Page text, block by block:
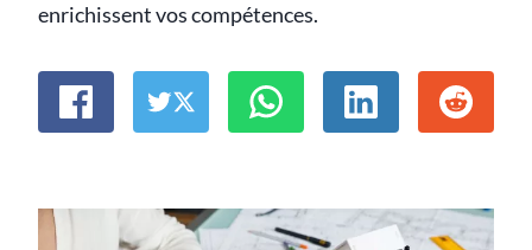
enrichissent vos compétences.